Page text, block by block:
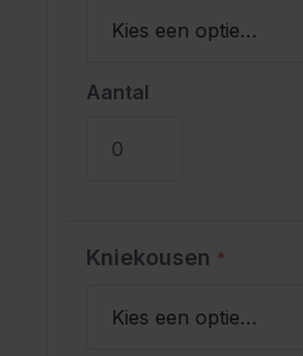
Aantal
Kniekousen *